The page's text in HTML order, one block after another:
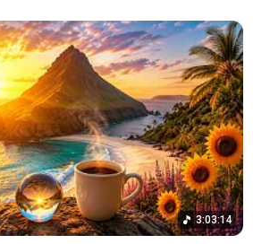
3:03:14